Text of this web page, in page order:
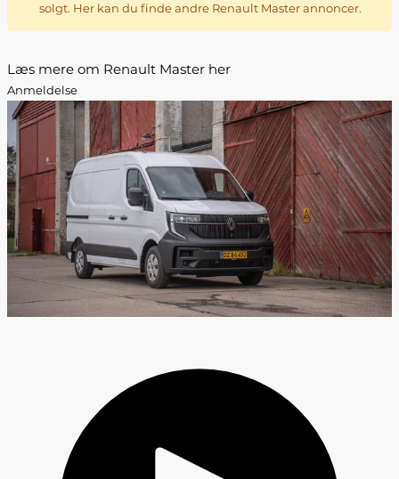
solgt. Her kan du finde andre Renault Master annoncer.
Læs mere om Renault Master her
Anmeldelse